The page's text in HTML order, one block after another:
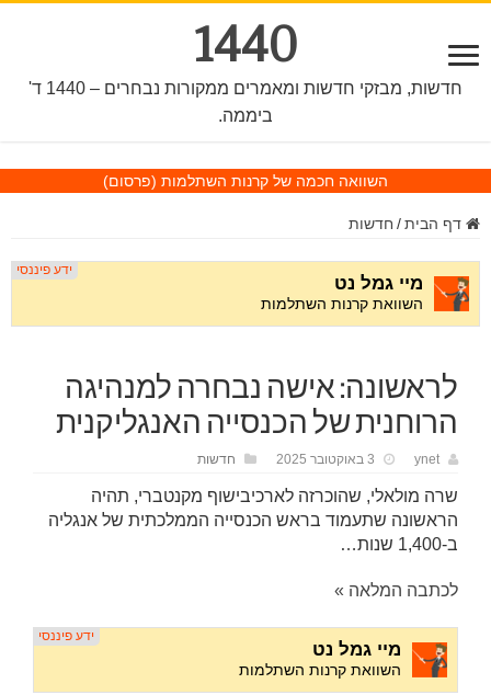
1440
חדשות, מבזקי חדשות ומאמרים ממקורות נבחרים – 1440 ד'
ביממה.
השוואה חכמה של קרנות השתלמות (פרסום)
דף הבית / חדשות
לראשונה: אישה נבחרה למנהיגה
הרוחנית של הכנסייה האנגליקנית
ynet 3 באוקטובר 2025 חדשות
שרה מולאלי, שהוכרזה לארכיבישוף מקנטברי, תהיה
הראשונה שתעמוד בראש הכנסייה הממלכתית של אנגליה
ב-1,400 שנות…
לכתבה המלאה »